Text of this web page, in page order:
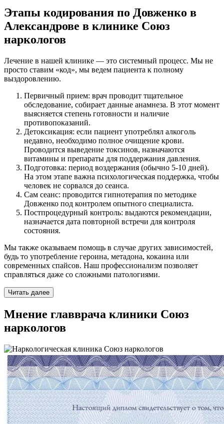
Этапы кодирования по Довженко в
Александрове в клинике Союз
наркологов
Лечение в нашей клинике — это системный процесс. Мы не
просто ставим «код», мы ведем пациента к полному
выздоровлению.
Первичный прием: врач проводит тщательное
обследование, собирает данные анамнеза. В этот момент
выясняется степень готовности и наличие
противопоказаний.
Детоксикация: если пациент употреблял алкоголь
недавно, необходимо полное очищение крови.
Проводится выведение токсинов, назначаются
витамины и препараты для поддержания давления.
Подготовка: период воздержания (обычно 5-10 дней).
На этом этапе важна психологическая поддержка, чтобы
человек не сорвался до сеанса.
Сам сеанс: проводится гипнотерапия по методике
Довженко под контролем опытного специалиста.
Постпроцедурный контроль: выдаются рекомендации,
назначается дата повторной встречи для контроля
состояния.
Мы также оказываем помощь в случае других зависимостей,
будь то употребление героина, метадона, кокаина или
современных спайсов. Наш профессионализм позволяет
справляться даже со сложными патологиями.
Читать далее
Мнение главврача клиники Союз
наркологов